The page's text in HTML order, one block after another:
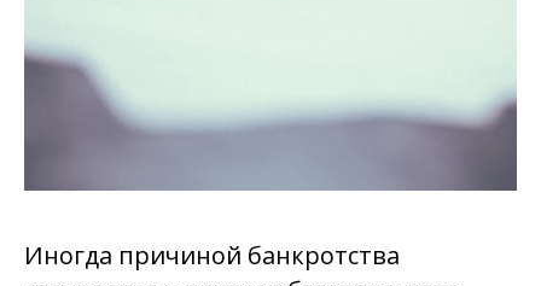
Иногда причиной банкротства